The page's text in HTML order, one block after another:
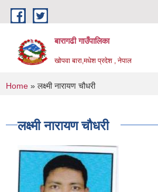
Skip to main content
बारागढी गाउँपालिका
खोपवा बारा,मधेश प्रदेश , नेपाल
You are here
Home » लक्ष्मी नारायण चौधरी
लक्ष्मी नारायण चौधरी